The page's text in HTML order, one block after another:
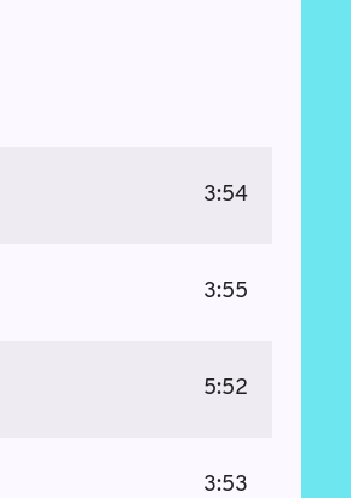
3:54
3:55
5:52
3:53